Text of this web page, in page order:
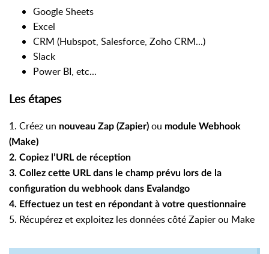
Google Sheets
Excel
CRM (Hubspot, Salesforce, Zoho CRM...)
Slack
Power BI, etc...
Les étapes
1. Créez un nouveau Zap (Zapier) ou module Webhook
(Make)
2. Copiez l’URL de réception
3. Collez cette URL dans le champ prévu lors de la
configuration du webhook dans Evalandgo
4. Effectuez un test en répondant à votre questionnaire
5. Récupérez et exploitez les données côté Zapier ou Make